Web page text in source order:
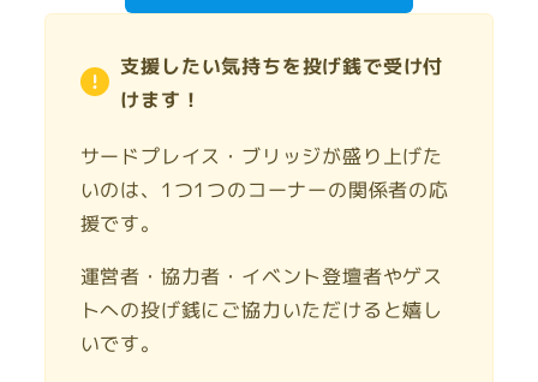
支援したい気持ちを投げ銭で受け付
けます！
サードプレイス・ブリッジが盛り上げた
いのは、1つ1つのコーナーの関係者の応
援です。
運営者・協力者・イベント登壇者やゲス
トへの投げ銭にご協力いただけると嬉し
いです。